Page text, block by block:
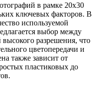
в рамке 20х30
ключевых факторов. В
используемой
выбор между
разрешения, что
цветопередачи и
также зависит от
пластиковых до